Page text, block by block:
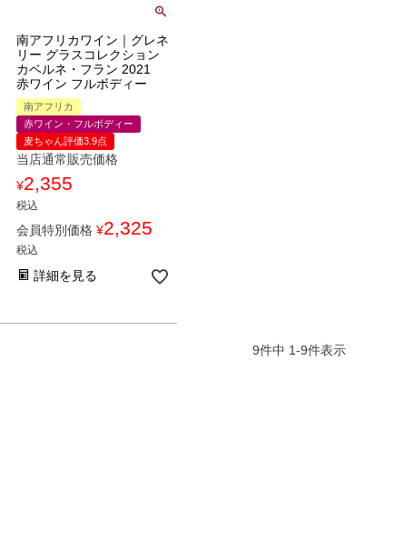
南アフリカワイン｜グレネ
リー グラスコレクション
カベルネ・フラン 2021
赤ワイン フルボディー
南アフリカ
赤ワイン・フルボディー
麦ちゃん評価3.9点
当店通常販売価格
¥2,355
税込
会員特別価格 ¥2,325
税込
詳細を見る
9件中 1-9件表示